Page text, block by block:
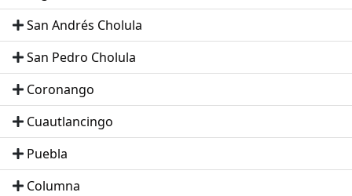
San Andrés Cholula
San Pedro Cholula
Coronango
Cuautlancingo
Puebla
Columna